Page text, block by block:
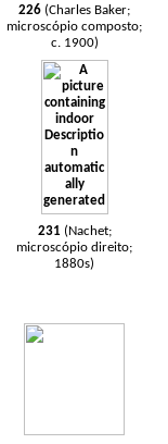
226 (Charles Baker;
microscópio composto;
c. 1900)
231 (Nachet;
microscópio direito;
1880s)